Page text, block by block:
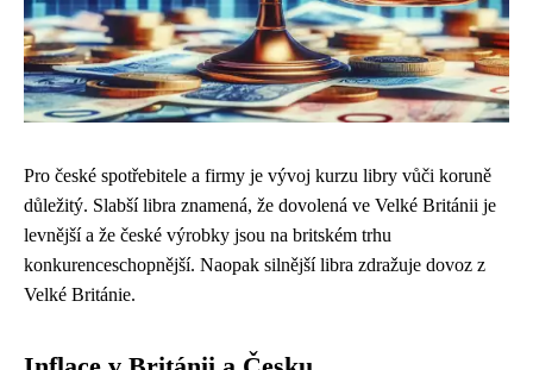
Pro české spotřebitele a firmy je vývoj kurzu libry vůči koruně
důležitý. Slabší libra znamená, že dovolená ve Velké Británii je
levnější a že české výrobky jsou na britském trhu
konkurenceschopnější. Naopak silnější libra zdražuje dovoz z
Velké Británie.